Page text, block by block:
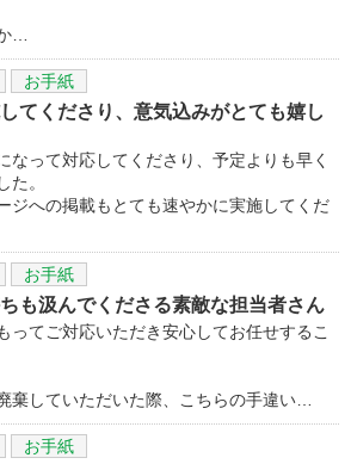
…
お手紙
てくださり、意気込みがとても嬉し
なって対応してくださり、予定よりも早く
た。
ジへの掲載もとても速やかに実施してくだ
お手紙
も汲んでくださる素敵な担当者さん
ってご対応いただき安心してお任せするこ
棄していただいた際、こちらの手違い…
お手紙